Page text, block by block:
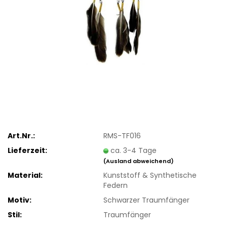
Art.Nr.:
RMS-TF016
Lieferzeit:
ca. 3-4 Tage
(Ausland abweichend)
Material:
Kunststoff & Synthetische
Federn
Motiv:
Schwarzer Traumfänger
Stil:
Traumfänger